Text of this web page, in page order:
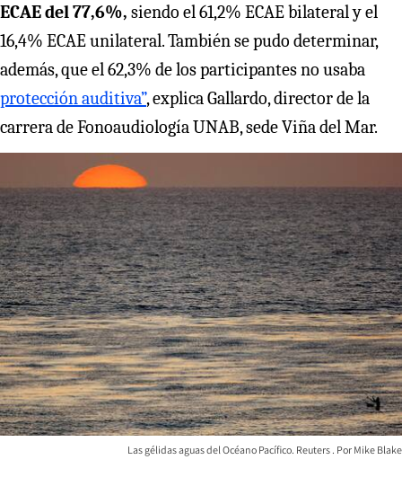
ECAE del 77,6%, siendo el 61,2% ECAE bilateral y el
16,4% ECAE unilateral. También se pudo determinar,
además, que el 62,3% de los participantes no usaba
protección auditiva”, explica Gallardo, director de la
carrera de Fonoaudiología UNAB, sede Viña del Mar.
Las gélidas aguas del Océano Pacífico. Reuters Mike Blake